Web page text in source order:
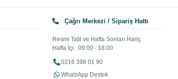
Çağrı Merkezi / Sipariş Hattı
Resmi Tatil ve Hafta Sonları Hariç
Hafta İçi : 09:00 - 18:00
0216 398 01 90
WhatsApp Destek